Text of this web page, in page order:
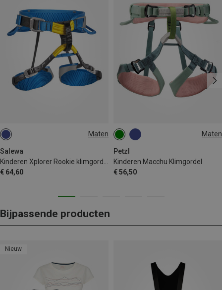
Maten
Salewa
€ 64,60
XXS | 54-75CM Maten
Petzl
Kinderen Macchu Klimgordel
€ 56,50
54-65CM
Bijpassende producten
Nieuw